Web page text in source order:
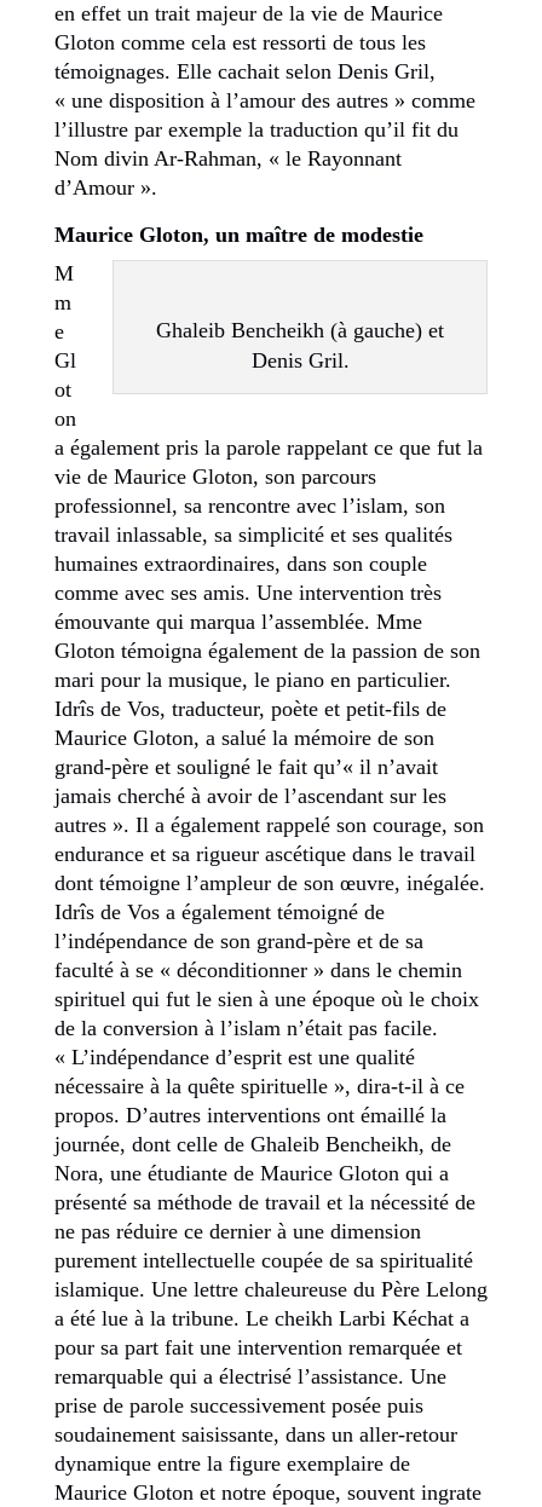
en effet un trait majeur de la vie de Maurice
Gloton comme cela est ressorti de tous les
témoignages. Elle cachait selon Denis Gril,
« une disposition à l’amour des autres » comme
l’illustre par exemple la traduction qu’il fit du
Nom divin Ar-Rahman, « le Rayonnant
d’Amour ».
Maurice Gloton, un maître de modestie
Ghaleib Bencheikh (à gauche) et
Denis Gril.
M
m
e
Gl
ot
on
a également pris la parole rappelant ce que fut la
vie de Maurice Gloton, son parcours
professionnel, sa rencontre avec l’islam, son
travail inlassable, sa simplicité et ses qualités
humaines extraordinaires, dans son couple
comme avec ses amis. Une intervention très
émouvante qui marqua l’assemblée. Mme
Gloton témoigna également de la passion de son
mari pour la musique, le piano en particulier.
Idrîs de Vos, traducteur, poète et petit-fils de
Maurice Gloton, a salué la mémoire de son
grand-père et souligné le fait qu’« il n’avait
jamais cherché à avoir de l’ascendant sur les
autres ». Il a également rappelé son courage, son
endurance et sa rigueur ascétique dans le travail
dont témoigne l’ampleur de son œuvre, inégalée.
Idrîs de Vos a également témoigné de
l’indépendance de son grand-père et de sa
faculté à se « déconditionner » dans le chemin
spirituel qui fut le sien à une époque où le choix
de la conversion à l’islam n’était pas facile.
« L’indépendance d’esprit est une qualité
nécessaire à la quête spirituelle », dira-t-il à ce
propos. D’autres interventions ont émaillé la
journée, dont celle de Ghaleib Bencheikh, de
Nora, une étudiante de Maurice Gloton qui a
présenté sa méthode de travail et la nécessité de
ne pas réduire ce dernier à une dimension
purement intellectuelle coupée de sa spiritualité
islamique. Une lettre chaleureuse du Père Lelong
a été lue à la tribune. Le cheikh Larbi Kéchat a
pour sa part fait une intervention remarquée et
remarquable qui a électrisé l’assistance. Une
prise de parole successivement posée puis
soudainement saisissante, dans un aller-retour
dynamique entre la figure exemplaire de
Maurice Gloton et notre époque, souvent ingrate